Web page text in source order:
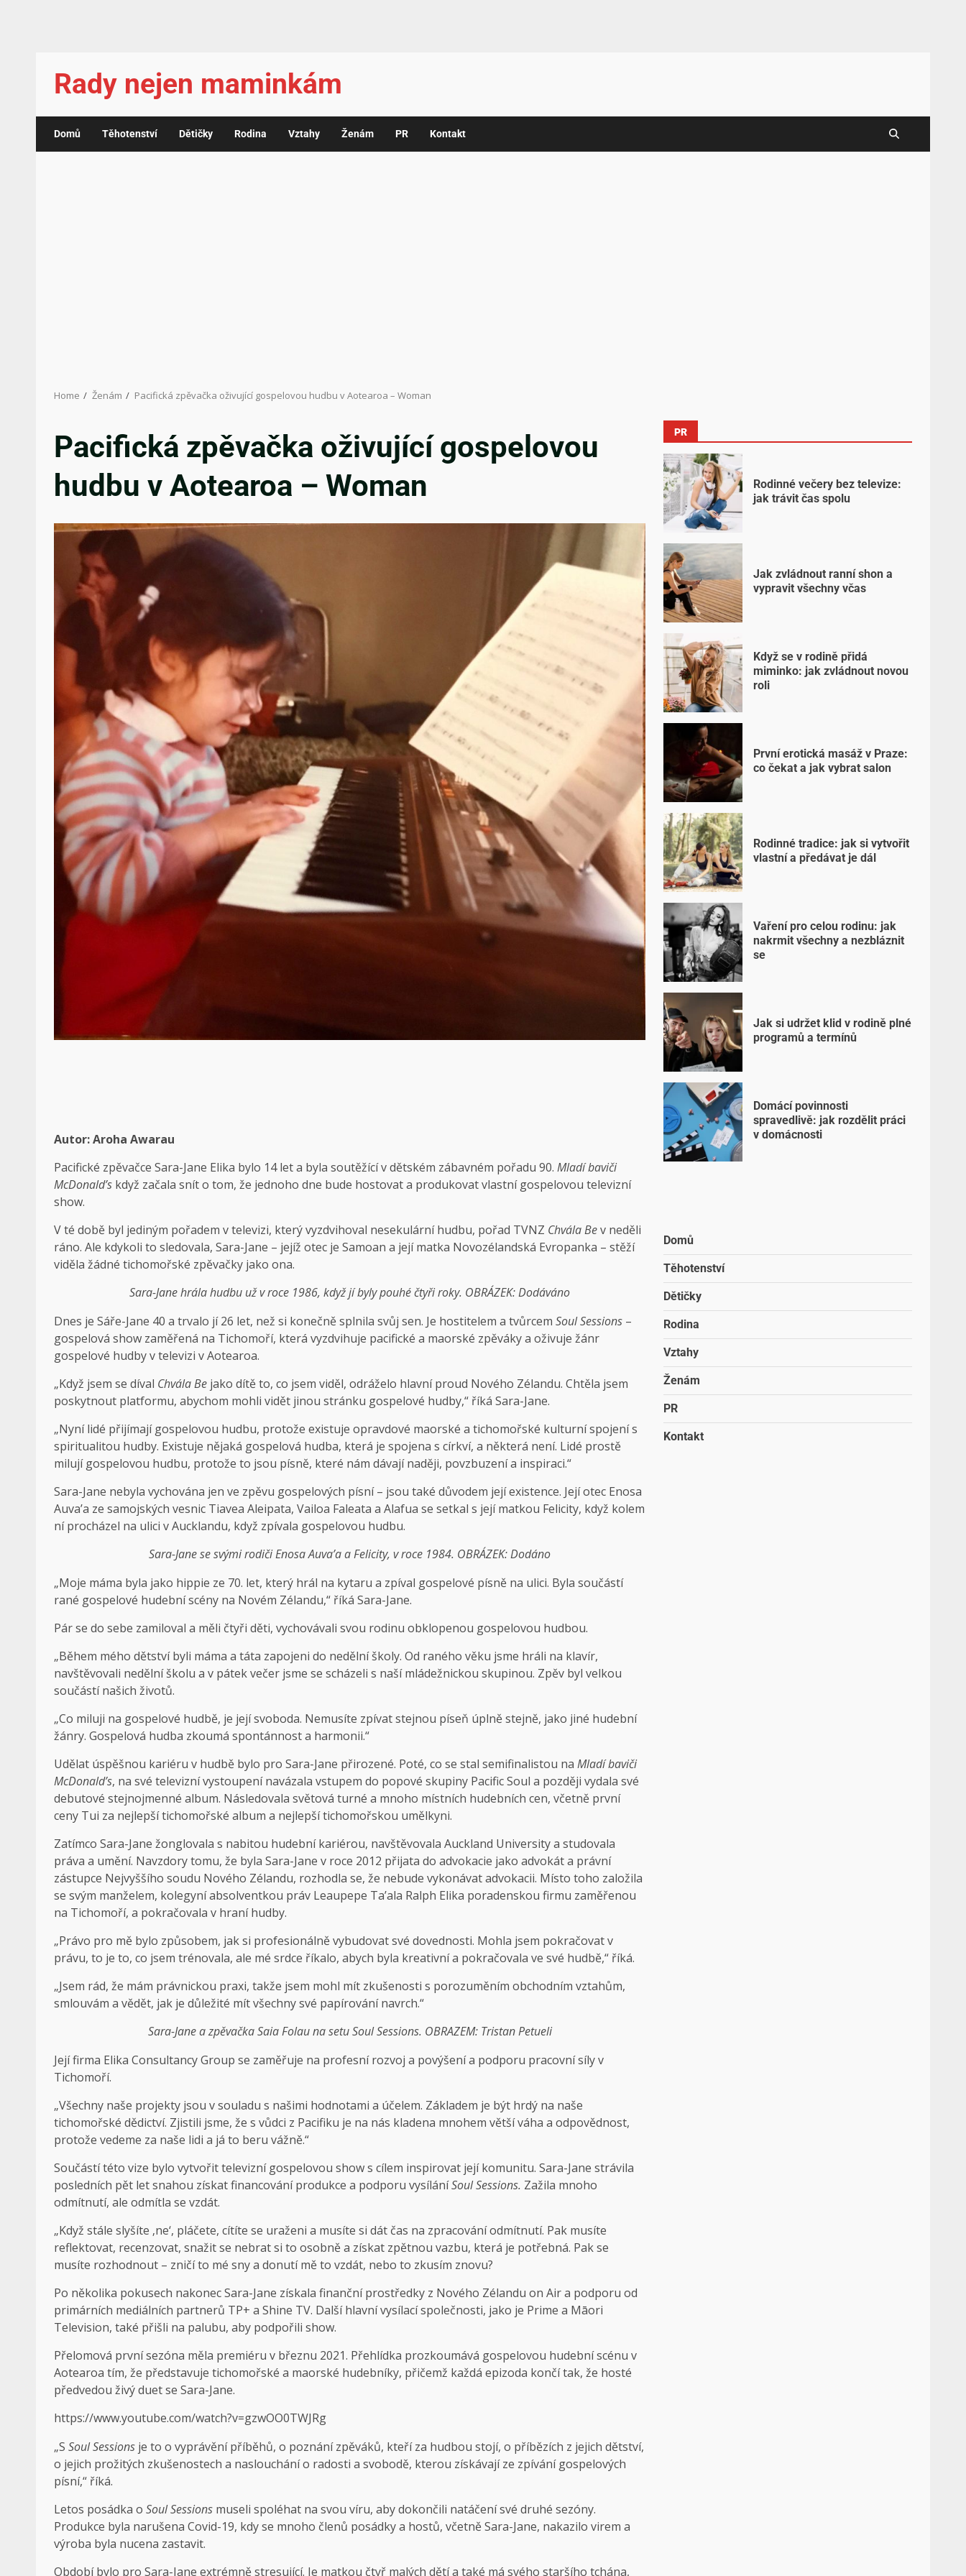
Rady nejen maminkám
Domů Těhotenství Dětičky Rodina Vztahy Ženám PR Kontakt
Home Ženám Pacifická zpěvačka oživující gospelovou hudbu v Aotearoa – Woman
Pacifická zpěvačka oživující gospelovou
hudbu v Aotearoa – Woman
Autor: Aroha Awarau
Pacifické zpěvačce Sara-Jane Elika bylo 14 let a byla soutěžící v dětském zábavném pořadu 90. Mladí baviči
McDonald’s když začala snít o tom, že jednoho dne bude hostovat a produkovat vlastní gospelovou televizní
show.
V té době byl jediným pořadem v televizi, který vyzdvihoval nesekulární hudbu, pořad TVNZ Chvála Bev neděli
ráno. Ale kdykoli to sledovala, Sara-Jane – jejíž otec je Samoan a její matka Novozélandská Evropanka – stěží
viděla žádné tichomořské zpěvačky jako ona.
Sara-Jane hrála hudbu už v roce 1986, když jí byly pouhé čtyři roky. OBRÁZEK: Dodáváno
Dnes je Sáře-Jane 40 a trvalo jí 26 let, než si konečně splnila svůj sen. Je hostitelem a tvůrcem Soul Sessions –
gospelová show zaměřená na Tichomoří, která vyzdvihuje pacifické a maorské zpěváky a oživuje žánr
gospelové hudby v televizi v Aotearoa.
„Když jsem se díval Chvála Be jako dítě to, co jsem viděl, odráželo hlavní proud Nového Zélandu. Chtěla jsem
poskytnout platformu, abychom mohli vidět jinou stránku gospelové hudby,“ říká Sara-Jane.
„Nyní lidé přijímají gospelovou hudbu, protože existuje opravdové maorské a tichomořské kulturní spojení s
spiritualitou hudby. Existuje nějaká gospelová hudba, která je spojena s církví, a některá není. Lidé prostě
milují gospelovou hudbu, protože to jsou písně, které nám dávají naději, povzbuzení a inspiraci.“
Sara-Jane nebyla vychována jen ve zpěvu gospelových písní – jsou také důvodem její existence. Její otec Enosa
Auva’a ze samojských vesnic Tiavea Aleipata, Vailoa Faleata a Alafua se setkal s její matkou Felicity, když kolem
ní procházel na ulici v Aucklandu, když zpívala gospelovou hudbu.
Sara-Jane se svými rodiči Enosa Auva’a a Felicity, v roce 1984. OBRÁZEK: Dodáno
„Moje máma byla jako hippie ze 70. let, který hrál na kytaru a zpíval gospelové písně na ulici. Byla součástí
rané gospelové hudební scény na Novém Zélandu,“ říká Sara-Jane.
Pár se do sebe zamiloval a měli čtyři děti, vychovávali svou rodinu obklopenou gospelovou hudbou.
„Během mého dětství byli máma a táta zapojeni do nedělní školy. Od raného věku jsme hráli na klavír,
navštěvovali nedělní školu a v pátek večer jsme se scházeli s naší mládežnickou skupinou. Zpěv byl velkou
součástí našich životů.
„Co miluji na gospelové hudbě, je její svoboda. Nemusíte zpívat stejnou píseň úplně stejně, jako jiné hudební
žánry. Gospelová hudba zkoumá spontánnost a harmonii.“
Udělat úspěšnou kariéru v hudbě bylo pro Sara-Jane přirozené. Poté, co se stal semifinalistou na Mladí baviči
McDonald’s, na své televizní vystoupení navázala vstupem do popové skupiny Pacific Soul a později vydala své
debutové stejnojmenné album. Následovala světová turné a mnoho místních hudebních cen, včetně první
ceny Tui za nejlepší tichomořské album a nejlepší tichomořskou umělkyni.
Zatímco Sara-Jane žonglovala s nabitou hudební kariérou, navštěvovala Auckland University a studovala
práva a umění. Navzdory tomu, že byla Sara-Jane v roce 2012 přijata do advokacie jako advokát a právní
zástupce Nejvyššího soudu Nového Zélandu, rozhodla se, že nebude vykonávat advokacii. Místo toho založila
se svým manželem, kolegyní absolventkou práv Leaupepe Ta’ala Ralph Elika poradenskou firmu zaměřenou
na Tichomoří, a pokračovala v hraní hudby.
„Právo pro mě bylo způsobem, jak si profesionálně vybudovat své dovednosti. Mohla jsem pokračovat v
právu, to je to, co jsem trénovala, ale mé srdce říkalo, abych byla kreativní a pokračovala ve své hudbě,“ říká.
„Jsem rád, že mám právnickou praxi, takže jsem mohl mít zkušenosti s porozuměním obchodním vztahům,
smlouvám a vědět, jak je důležité mít všechny své papírování navrch.“
Sara-Jane a zpěvačka Saia Folau na setu Soul Sessions. OBRAZEM: Tristan Petueli
Její firma Elika Consultancy Group se zaměřuje na profesní rozvoj a povýšení a podporu pracovní síly v
Tichomoří.
„Všechny naše projekty jsou v souladu s našimi hodnotami a účelem. Základem je být hrdý na naše
tichomořské dědictví. Zjistili jsme, že s vůdci z Pacifiku je na nás kladena mnohem větší váha a odpovědnost,
protože vedeme za naše lidi a já to beru vážně.“
Součástí této vize bylo vytvořit televizní gospelovou show s cílem inspirovat její komunitu. Sara-Jane strávila
posledních pět let snahou získat financování produkce a podporu vysíláníSoul Sessions. Zažila mnoho
odmítnutí, ale odmítla se vzdát.
„Když stále slyšíte ‚ne‘, pláčete, cítíte se uraženi a musíte si dát čas na zpracování odmítnutí. Pak musíte
reflektovat, recenzovat, snažit se nebrat si to osobně a získat zpětnou vazbu, která je potřebná. Pak se
musíte rozhodnout – zničí to mé sny a donutí mě to vzdát, nebo to zkusím znovu?
Po několika pokusech nakonec Sara-Jane získala finanční prostředky z Nového Zélandu on Air a podporu od
primárních mediálních partnerů TP+ a Shine TV. Další hlavní vysílací společnosti, jako je Prime a Māori
Television, také přišli na palubu, aby podpořili show.
Přelomová první sezóna měla premiéru v březnu 2021. Přehlídka prozkoumává gospelovou hudební scénu v
Aotearoa tím, že představuje tichomořské a maorské hudebníky, přičemž každá epizoda končí tak, že hosté
předvedou živý duet se Sara-Jane.
https://www.youtube.com/watch?v=gzwOO0TWJRg
„S Soul Sessions je to o vyprávění příběhů, o poznání zpěváků, kteří za hudbou stojí, o příbězích z jejich dětství,
o jejich prožitých zkušenostech a naslouchání o radosti a svobodě, kterou získávají ze zpívání gospelových
písní,“ říká.
Letos posádka o Soul Sessions museli spoléhat na svou víru, aby dokončili natáčení své druhé sezóny.
Produkce byla narušena Covid-19, kdy se mnoho členů posádky a hostů, včetně Sara-Jane, nakazilo virem a
výroba byla nucena zastavit.
Období bylo pro Sara-Jane extrémně stresující. Je matkou čtyř malých dětí a také má svého staršího tchána,
PR
Rodinné večery bez televize:
jak trávit čas spolu
Jak zvládnout ranní shon a
vypravit všechny včas
Když se v rodině přidá
miminko: jak zvládnout novou
roli
První erotická masáž v Praze:
co čekat a jak vybrat salon
Rodinné tradice: jak si vytvořit
vlastní a předávat je dál
Vaření pro celou rodinu: jak
nakrmit všechny a nezbláznit
se
Jak si udržet klid v rodině plné
programů a termínů
Domácí povinnosti
spravedlivě: jak rozdělit práci
v domácnosti
Domů
Těhotenství
Dětičky
Rodina
Vztahy
Ženám
PR
Kontakt